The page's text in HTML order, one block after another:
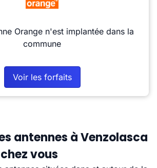
Orange n'est implantée dans la
commune
Voir les forfaits
antennes à Venzolasca
vous